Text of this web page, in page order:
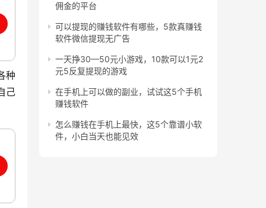
种
己
佣金的平台
可以提现的赚钱软件有哪些，5款真赚钱
软件微信提现无广告
一天挣30—50元小游戏，10款可以1元2
元5反复提现的游戏
在手机上可以做的副业，试试这5个手机
赚钱软件
怎么赚钱在手机上最快，这5个靠谱小软
件，小白当天也能见效